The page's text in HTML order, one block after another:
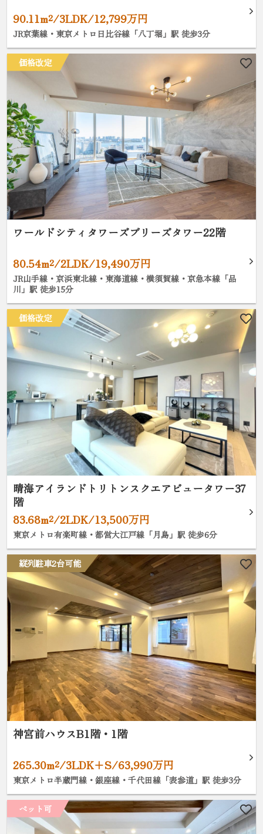
90.11m²/3LDK/12,799万円
JR京葉線・東京メトロ日比谷線「八丁堀」駅 徒歩3分
価格改定
ワールドシティタワーズブリーズタワー22階
80.54m²/2LDK/19,490万円
JR山手線・京浜東北線・東海道線・横須賀線・京急本線「品
川」駅 徒歩15分
価格改定
晴海アイランドトリトンスクエアビュータワー37
階
83.68m²/2LDK/13,500万円
東京メトロ有楽町線・都営大江戸線「月島」駅 徒歩6分
縦列駐車2台可能
神宮前ハウスB1階・1階
265.30m²/3LDK+S/63,990万円
東京メトロ半蔵門線・銀座線・千代田線「表参道」駅 徒歩3分
ペット可